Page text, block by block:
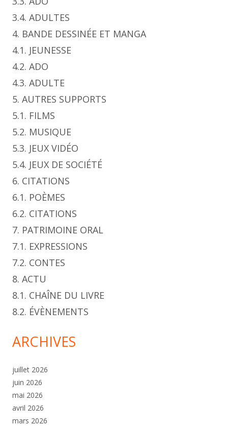
3.4. ADULTES
4. BANDE DESSINÉE ET MANGA
4.1. JEUNESSE
4.2. ADO
4.3. ADULTE
5. AUTRES SUPPORTS
5.1. FILMS
5.2. MUSIQUE
5.3. JEUX VIDÉO
5.4. JEUX DE SOCIÉTÉ
6. CITATIONS
6.1. POÈMES
6.2. CITATIONS
7. PATRIMOINE ORAL
7.1. EXPRESSIONS
7.2. CONTES
8. ACTU
8.1. CHAÎNE DU LIVRE
8.2. ÉVÈNEMENTS
ARCHIVES
juillet 2026
juin 2026
mai 2026
avril 2026
mars 2026